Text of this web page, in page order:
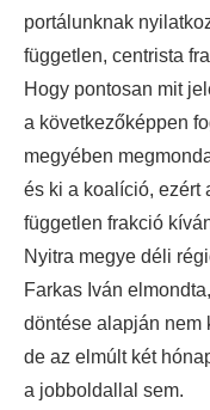
portálunknak
független, centrista
Hogy pontosan mit
a következőképpen
megyében
és ki a koalíció, ezért
független frakció
Nyitra megye déli
Farkas Iván
döntése alapján nem
de az elmúlt két
a jobboldallal sem.